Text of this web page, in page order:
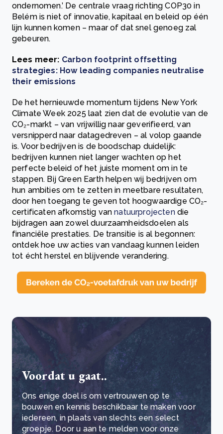
ondernomen.’ De centrale vraag richting COP30 in
Belém is niet of innovatie, kapitaal en beleid op één
lijn kunnen komen – maar of dat snel genoeg zal
gebeuren.
Lees meer: Carbon footprint offsetting
strategies: How leading companies neutralise
their emissions
De het hernieuwde momentum tijdens New York
Climate Week 2025 laat zien dat de evolutie van de
CO₂-markt – van vrijwillig naar geverifieerd, van
versnipperd naar datagedreven – al volop gaande
is. Voor bedrijven is de boodschap duidelijk:
bedrijven kunnen niet langer wachten op het
perfecte beleid of het juiste moment om in te
stappen. Bij Green Earth helpen wij bedrijven om
hun ambities om te zetten in meetbare resultaten,
door hen toegang te geven tot hoogwaardige CO₂-
certificaten afkomstig vannatuurprojectendie
bijdragen aan zowel duurzaamheidsdoelen als
financiële prestaties. De transitie is al begonnen:
ontdek hoe uw acties van vandaag kunnen leiden
tot écht herstel en blijvende verandering.
Voordat u gaat..
Ons enige doel is om vertrouwen op te
bouwen en kennis beschikbaar te maken voor
iedereen, in plaats van slechts een select
groepje. Door u aan te melden voor onze